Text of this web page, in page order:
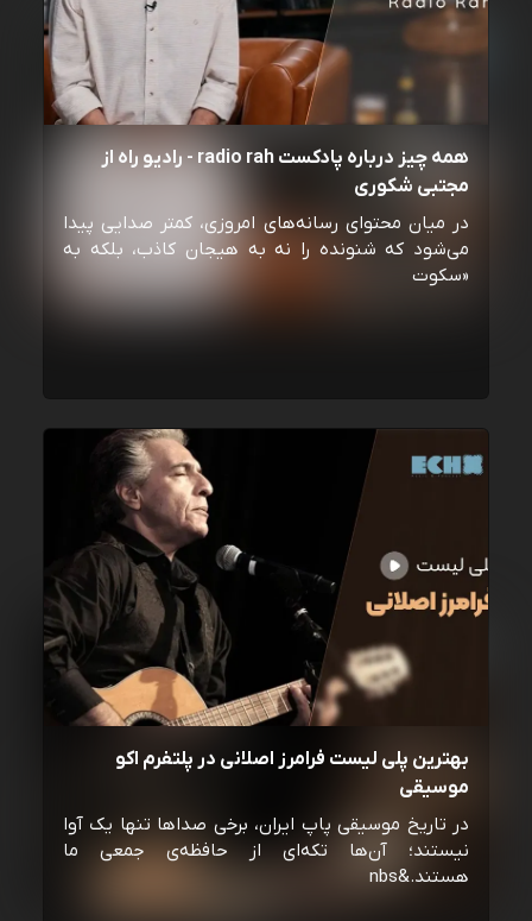
همه چیز درباره پادکست radio rah - رادیو راه از
مجتبی شکوری
در میان محتوای رسانه‌های امروزی، کمتر صدایی پیدا
می‌شود که شنونده را نه به هیجان کاذب، بلکه به
«سکوت
بهترین پلی لیست فرامرز اصلانی در پلتفرم اکو
موسیقی
در تاریخ موسیقی پاپ ایران، برخی صداها تنها یک آوا
نیستند؛ آن‌ها تکه‌ای از حافظه‌ی جمعی ما
هستند.&nbs